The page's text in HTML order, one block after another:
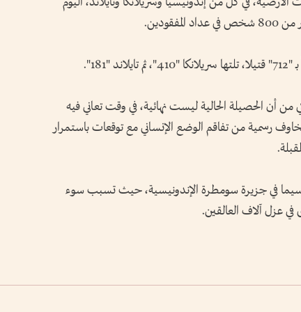
من أن الحصيلة الحالية ليست نهائية، في وقت تعاني فيه
رسمية من تفاقم الوضع الإنساني مع توقعات باستمرار
سيما في جزيرة سومطرة الإندونيسية، حيث تسبب سوء
في عزل آلاف العالقين.